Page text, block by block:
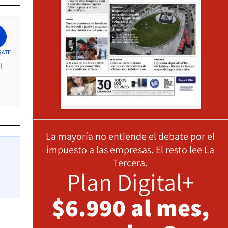
La mayoría no entiende el debate por el
impuesto a las empresas. El resto lee La
Tercera.
Plan Digital+
$6.990 al mes,